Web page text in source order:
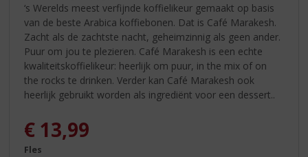
‘s Werelds meest verfijnde koffielikeur gemaakt op basis
van de beste Arabica koffiebonen. Dat is Café Marakesh.
Zacht als de zachtste nacht, geheimzinnig als geen ander.
Puur om jou te plezieren. Café Marakesh is een echte
kwaliteitskoffielikeur: heerlijk om puur, in the mix of on
the rocks te drinken. Verder kan Café Marakesh ook
heerlijk gebruikt worden als ingrediënt voor een dessert..
€ 13,99
Fles